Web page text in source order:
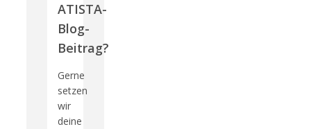
ATISTA-
Blog-
Beitrag?
Gerne
setzen
wir
deine